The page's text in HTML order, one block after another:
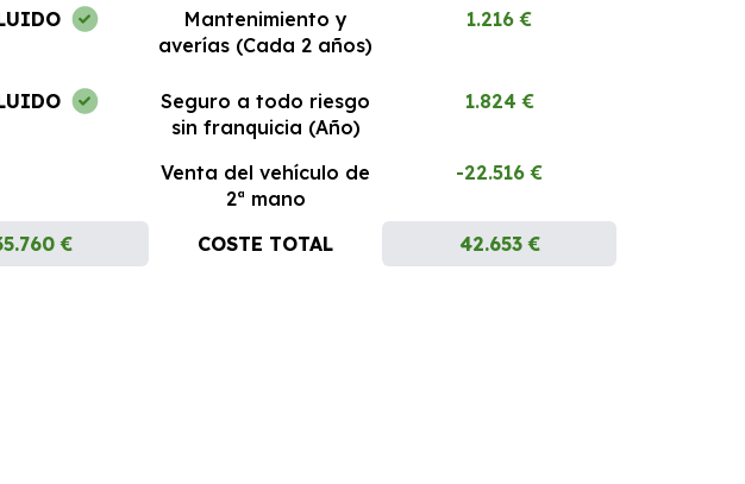
Mantenimiento y
averías (Cada 2 años)
1.216 €
Seguro a todo riesgo
sin franquicia (Año)
1.824 €
Venta del vehículo de
2ª mano
-22.516 €
€ COSTE TOTAL 42.653 €